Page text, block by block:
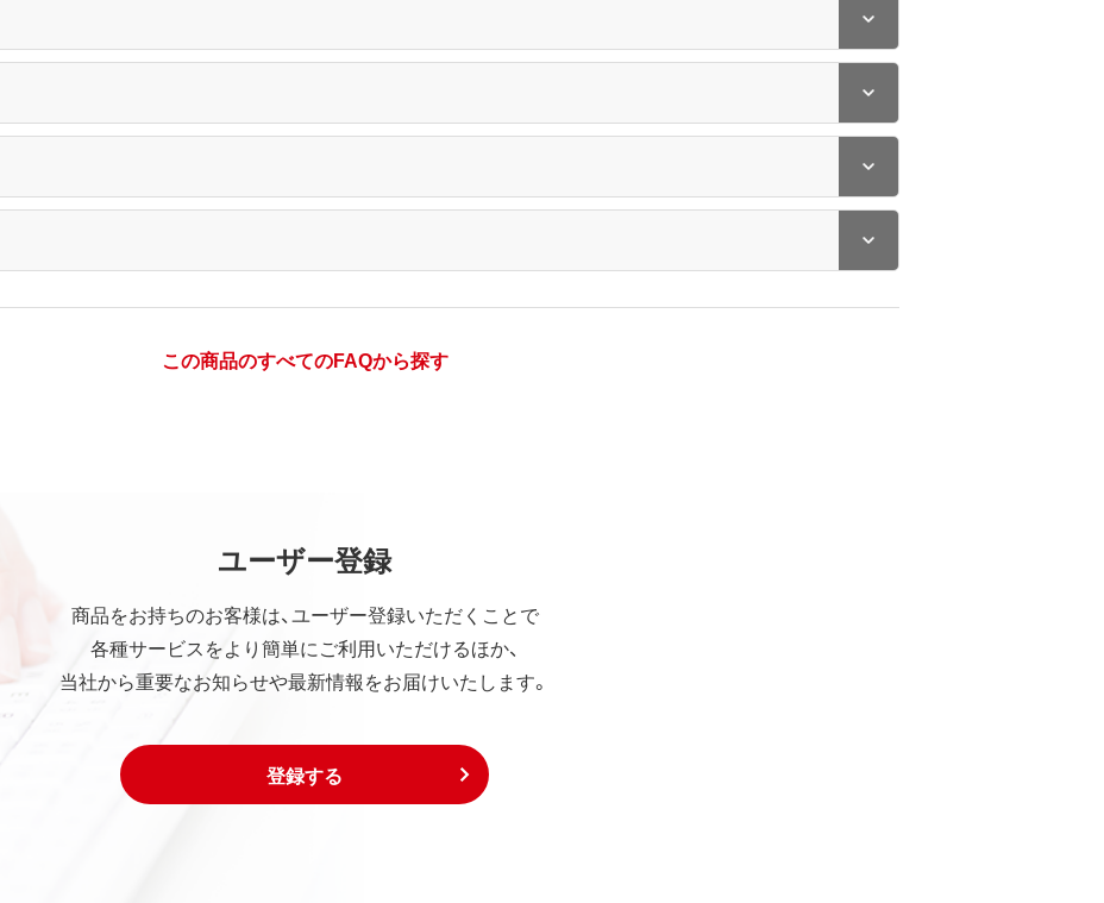
この商品のすべてのFAQから探す
ユーザー登録
商品をお持ちのお客様は、ユーザー登録いただくことで
各種サービスをより簡単にご利用いただけるほか、
当社から重要なお知らせや最新情報をお届けいたします。
登録する